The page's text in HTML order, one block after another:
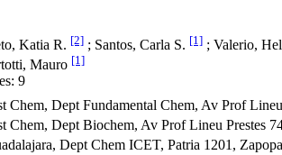
Katia R. [2] ; Santos, Carla S. [1] ; Valerio,
Mauro [1]
9
Chem, Dept Fundamental Chem, Av Prof
Chem, Dept Biochem, Av Prof Lineu Prestes
Dept Chem ICET, Patria 1201,